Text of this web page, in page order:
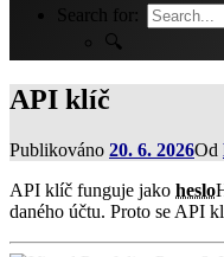
Search for:
🔍
API klíč
Publikováno 20. 6. 2026Od
API klíč funguje jako heslo
daného účtu. Proto se API